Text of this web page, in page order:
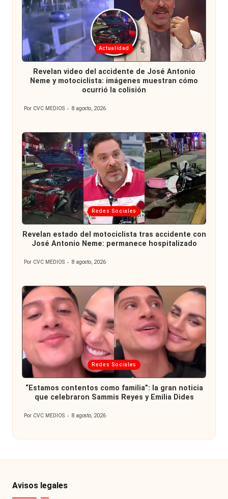
Publicada
en
Actualidad
Revelan video del accidente de José Antonio
Neme y motociclista: imágenes muestran cómo
ocurrió la colisión
Publicado
Por CVC MEDIOS 8 agosto, 2026
Publicada
en
Redes Sociales
Revelan estado del motociclista tras accidente con
José Antonio Neme: permanece hospitalizado
Por CVC MEDIOS 8 agosto, 2026
Publicada
en
Redes Sociales
“Estamos contentos como familia”: la gran noticia
que celebraron Sammis Reyes y Emilia Dides
Por CVC MEDIOS 8 agosto, 2026
Avisos legales